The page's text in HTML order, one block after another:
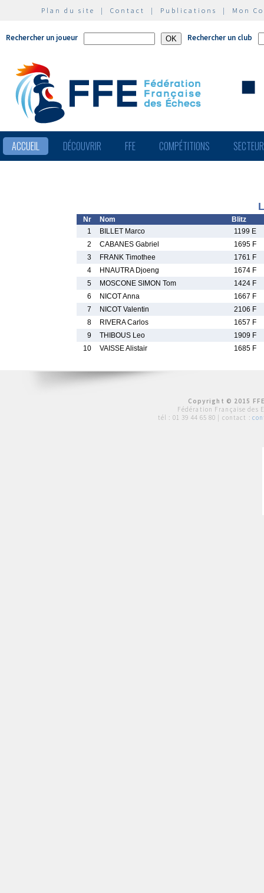
Plan du site | Contact | Publications | Mon
Rechercher un joueur Rechercher un club
ACCUEIL DÉCOUVRIR FFE COMPÉTITIONS
Nr Nom
Blitz
1
BILLET Marco
1199 E
2
CABANES Gabriel
1695 F
3
FRANK Timothee
1761 F
4
HNAUTRA Djoeng
1674 F
5
MOSCONE SIMON Tom
1424 F
6
NICOT Anna
1667 F
7
NICOT Valentin
2106 F
8
RIVERA Carlos
1657 F
9
THIBOUS Leo
1909 F
10
VAISSE Alistair 1685 F
Copyright © 2015
Fédération Française des
tél : 01 39 44 65 80 | contact :